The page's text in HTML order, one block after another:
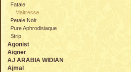
Fatale
Maitresse
Petale Noir
Pure Aphrodisiaque
Strip
Agonist
Aigner
AJ ARABIA WIDIAN
Ajmal